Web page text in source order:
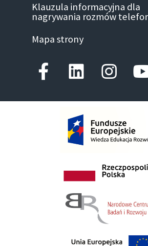
Klauzula informacyjna dla
nagrywania rozmów
Mapa strony
Facebook-f
Linkedin